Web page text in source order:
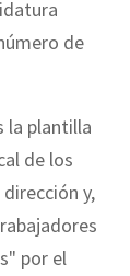
de
la plantilla
de los
y,
por el